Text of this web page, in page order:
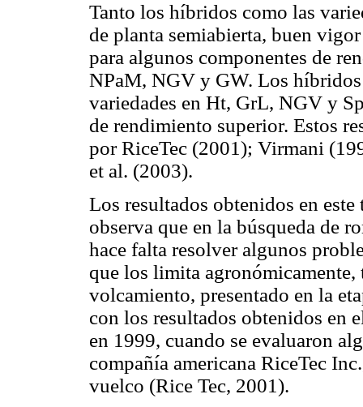
Tanto los híbridos como las
de planta semiabierta, buen
para algunos componentes de
NPaM, NGV y GW. Los híbridos
variedades en Ht, GrL, NGV y
de rendimiento superior. Estos
por RiceTec (2001); Virmani
et al. (2003).
Los resultados obtenidos en
observa que en la búsqueda de
hace falta resolver algunos
que los limita
volcamiento, presentado en la
con los resultados obtenidos en
en 1999, cuando se evaluaron
compañía americana RiceTec
vuelco (Rice Tec, 2001).